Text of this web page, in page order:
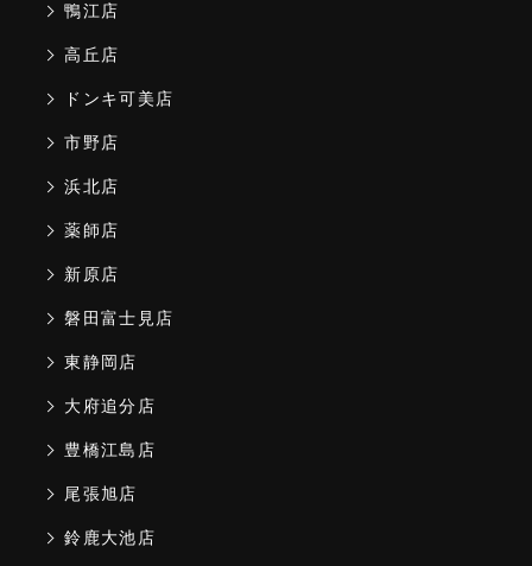
鴨江店
高丘店
ドンキ可美店
市野店
浜北店
薬師店
新原店
磐田富士見店
東静岡店
大府追分店
豊橋江島店
尾張旭店
鈴鹿大池店